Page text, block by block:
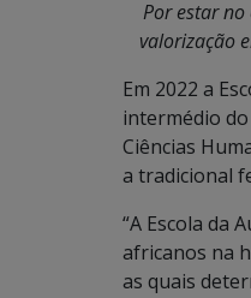
Por estar
valorização
Em 2022 a
intermédio do
Ciências
a tradicional
“A Escola da
africanos na
as quais